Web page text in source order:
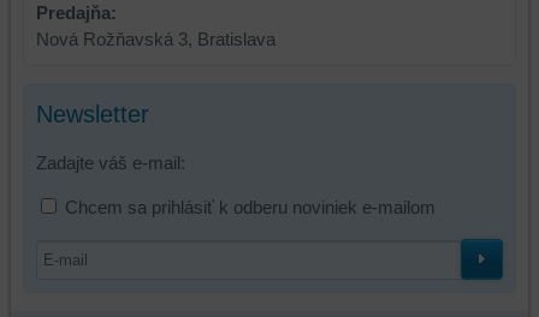
Predajňa:
Nová Rožňavská 3, Bratislava
Newsletter
Zadajte váš e-mail:
Chcem sa prihlásiť k odberu noviniek e-mailom
a
zabezpečenia.
niektoré
z
bez
aby
ste
používateľský